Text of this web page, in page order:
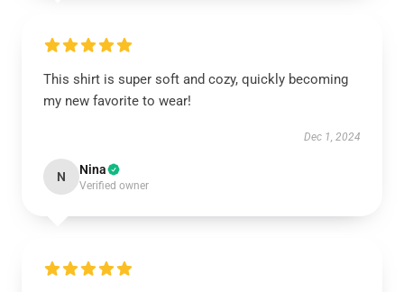
This shirt is super soft and cozy, quickly becoming
my new favorite to wear!
Dec 1, 2024
N Nina
Verified owner